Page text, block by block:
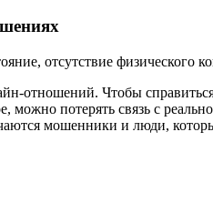
отсутствие физического
отношений. Чтобы
можно потерять связь с
мошенники и люди,